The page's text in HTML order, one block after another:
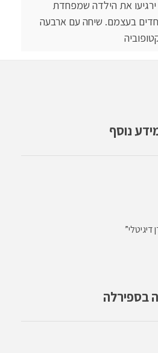
את הילדה שמפחדת
בעצמם. שיחה עם ארבעה
נוסף
דיגיטלי”
בספירלה